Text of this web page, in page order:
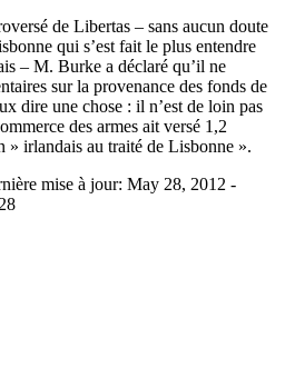
de Libertas – sans aucun doute
qui s’est fait le plus entendre
– M. Burke a déclaré qu’il ne
sur la provenance des fonds de
dire une chose : il n’est de loin pas
des armes ait versé 1,2
irlandais au traité de Lisbonne ».
mise à jour: May 28, 2012 -